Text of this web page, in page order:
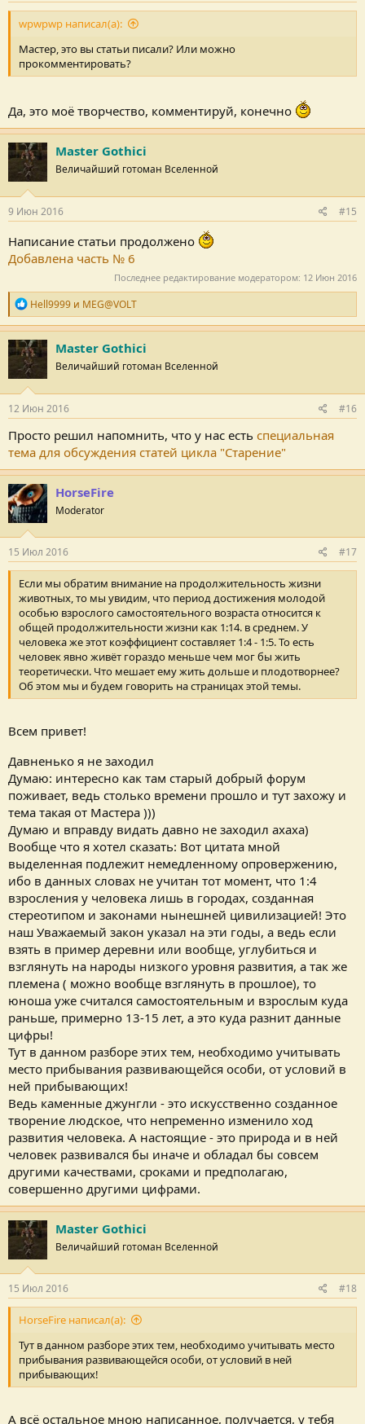
wpwpwp написал(а):
Мастер, это вы статьи писали? Или можно
прокомментировать?
Да, это моё творчество, комментируй, конечно
Master Gothici
Величайший готоман Вселенной
9 Июн 2016 #15
Написание статьи продолжено
Добавлена часть № 6
Последнее редактирование модератором: 12 Июн 2016
Р
е
п
у
т
а
ц
и
и
:
Hell9999 и MEG@VOLT
Master Gothici
Величайший готоман Вселенной
12 Июн 2016 #16
Просто решил напомнить, что у нас есть специальная
тема для обсуждения статей цикла "Старение"
HorseFire
Moderator
15 Июл 2016 #17
Если мы обратим внимание на продолжительность жизни
животных, то мы увидим, что период достижения молодой
особью взрослого самостоятельного возраста относится к
общей продолжительности жизни как 1:14. в среднем. У
человека же этот коэффициент составляет 1:4 - 1:5. То есть
человек явно живёт гораздо меньше чем мог бы жить
теоретически. Что мешает ему жить дольше и плодотворнее?
Об этом мы и будем говорить на страницах этой темы.
Всем привет!
Давненько я не заходил
Думаю: интересно как там старый добрый форум
поживает, ведь столько времени прошло и тут захожу и
тема такая от Мастера )))
Думаю и вправду видать давно не заходил ахаха)
Вообще что я хотел сказать: Вот цитата мной
выделенная подлежит немедленному опровержению,
ибо в данных словах не учитан тот момент, что 1:4
взросления у человека лишь в городах, созданная
стереотипом и законами нынешней цивилизацией! Это
наш Уважаемый закон указал на эти годы, а ведь если
взять в пример деревни или вообще, углубиться и
взглянуть на народы низкого уровня развития, а так же
племена ( можно вообще взглянуть в прошлое), то
юноша уже считался самостоятельным и взрослым куда
раньше, примерно 13-15 лет, а это куда разнит данные
цифры!
Тут в данном разборе этих тем, необходимо учитывать
место прибывания развивающейся особи, от условий в
ней прибывающих!
Ведь каменные джунгли - это искусственно созданное
творение людское, что непременно изменило ход
развития человека. А настоящие - это природа и в ней
человек развивался бы иначе и обладал бы совсем
другими качествами, сроками и предполагаю,
совершенно другими цифрами.
Master Gothici
Величайший готоман Вселенной
15 Июл 2016 #18
HorseFire написал(а):
Тут в данном разборе этих тем, необходимо учитывать место
прибывания развивающейся особи, от условий в ней
прибывающих!
А всё остальное мною написанное, получается, у тебя